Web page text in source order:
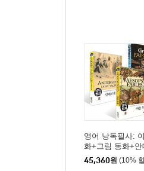
영어 낭독필사:
화+그림 동화+안
센 동화 세트
45,360원 (10%